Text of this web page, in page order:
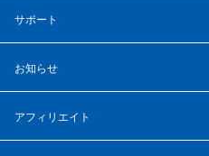
サポート
お知らせ
アフィリエイト